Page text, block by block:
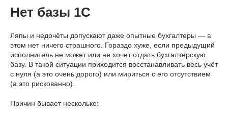
Нет базы 1С
Ляпы и недочёты допускают даже опытные бухгалтеры — в
этом нет ничего страшного. Гораздо хуже, если предыдущий
исполнитель не может или не хочет отдать бухгалтерскую
базу. В такой ситуации приходится восстанавливать весь учёт
с нуля (а это очень дорого) или мириться с его отсутствием
(а это рискованно).
Причин бывает несколько: